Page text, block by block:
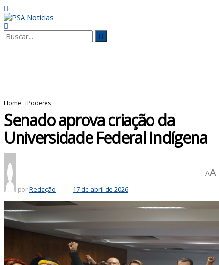
Home Poderes
Senado aprova criação da
Universidade Federal Indígena
porRedação 17 de abril de 2026
AA